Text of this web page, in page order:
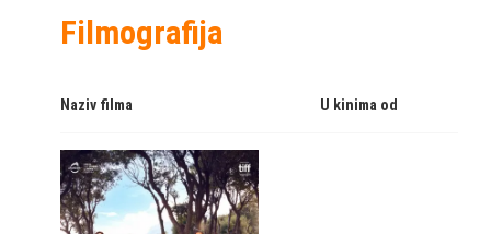
Filmografija
Naziv filma U kinima od